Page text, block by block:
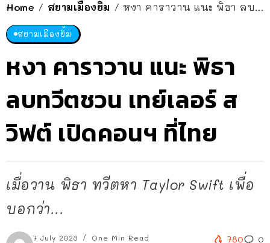
Home / สยามเมืองยิ้ม / หงา คาราวาน แนะ พิธา ลบทวีตชวน เทย์เลอร์ สวิฟต์ เปิดคอนฯ ที่ไทย
สยามเมืองยิ้ม
หงา คาราวาน แนะ พิธา
ลบทวีตชวน เทย์เลอร์ ส
วิฟต์ เปิดคอนฯ ที่ไทย
เมื่อวาน พิธา ทวีตหา Taylor Swift เพื่อ
บอกว่า...
7 July 2023 One Min Read 780 0